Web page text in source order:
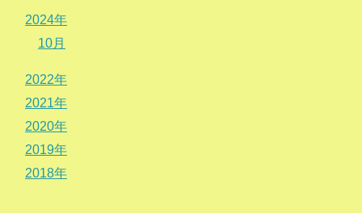
2024年
10月
2022年
2021年
2020年
2019年
2018年